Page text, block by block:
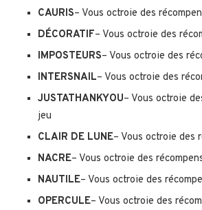
CAURIS– Vous octroie des
DÉCORATIF– Vous octroie des
IMPOSTEURS– Vous octroie des
INTERSNAIL– Vous octroie des
JUSTATHANKYOU– Vous octroie
jeu
CLAIR DE LUNE– Vous octroie des
NACRE– Vous octroie des
NAUTILE– Vous octroie des
OPERCULE– Vous octroie des